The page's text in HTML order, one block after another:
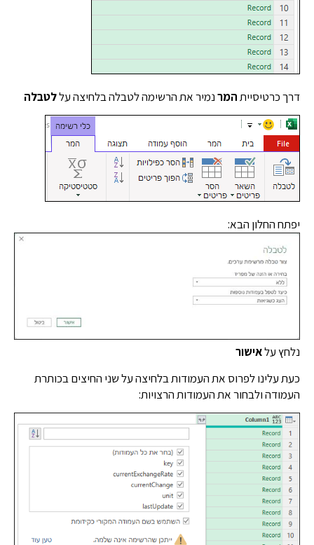
כרטיסייתהמרנמיר את הרשימה לטבלה בלחיצה עללטבלה
החלון הבא:
עלאישור
עלינו לפרוס את העמודות בלחיצה על שני החיצים בכותרת
ולבחור את העמודות הרצויות: